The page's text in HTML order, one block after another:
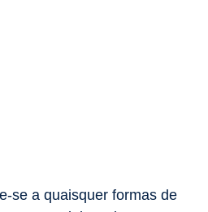
se a quaisquer formas de